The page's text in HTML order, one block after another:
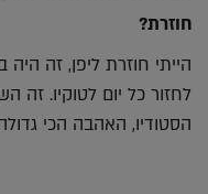
חוזרת?
לחזור כל יום לטוקיו. זה
הסטודיו, האהבה הכי